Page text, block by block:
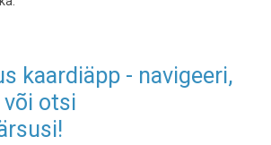
kaardiäpp - navigeeri,
otsi